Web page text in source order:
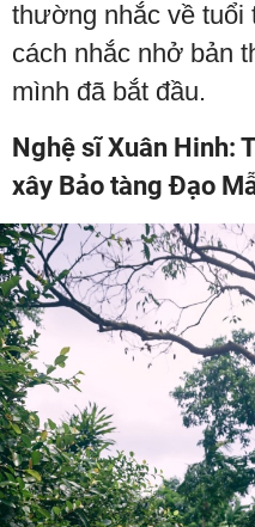
thường nhắc về tuổi
cách nhắc nhở bản
mình đã bắt đầu.
Nghệ sĩ Xuân Hinh:
xây Bảo tàng Đạo